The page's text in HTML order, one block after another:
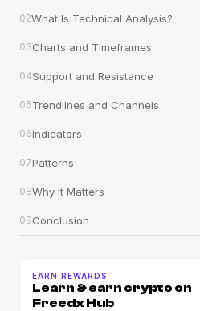
02What Is Technical Analysis?
03Charts and Timeframes
04Support and Resistance
05Trendlines and Channels
06Indicators
07Patterns
08Why It Matters
09Conclusion
EARN REWARDS
Learn & earn crypto on
Freedx Hub